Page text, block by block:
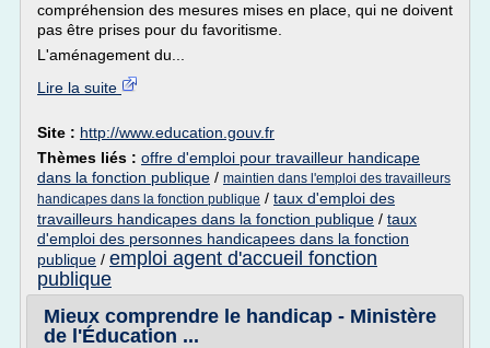
compréhension des mesures mises en place, qui ne doivent
pas être prises pour du favoritisme.
L'aménagement du...
Lire la suite
Site : http://www.education.gouv.fr
Thèmes liés : offre d'emploi pour travailleur handicape
dans la fonction publique / maintien dans l'emploi des travailleurs
handicapes dans la fonction publique / taux d'emploi des
travailleurs handicapes dans la fonction publique / taux
d'emploi des personnes handicapees dans la fonction
publique / emploi agent d'accueil fonction
publique
Mieux comprendre le handicap - Ministère
de l'Éducation ...